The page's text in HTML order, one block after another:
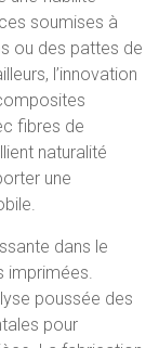
soumises à
ou des pattes de
l’innovation
fibres de
naturalité
une
dans le
imprimées.
poussée des
pour